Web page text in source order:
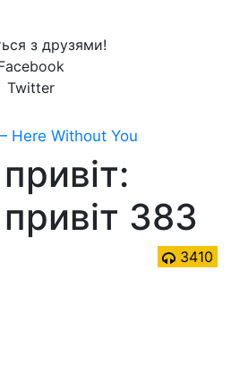
з друзями!
Twitter
Here Without You
383
3410